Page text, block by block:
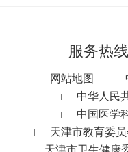
服务热线
网站地图
中华人民
中国医学
天津市教育委
天津市卫生健康